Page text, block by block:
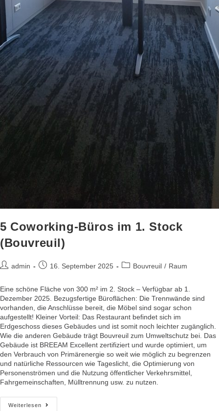
5 Coworking-Büros im 1. Stock
(Bouvreuil)
admin 16. September 2025 Bouvreuil / Raum
Eine schöne Fläche von 300 m² im 2. Stock – Verfügbar ab 1.
Dezember 2025. Bezugsfertige Büroflächen: Die Trennwände sind
vorhanden, die Anschlüsse bereit, die Möbel sind sogar schon
aufgestellt! Kleiner Vorteil: Das Restaurant befindet sich im
Erdgeschoss dieses Gebäudes und ist somit noch leichter zugänglich.
Wie die anderen Gebäude trägt Bouvreuil zum Umweltschutz bei. Das
Gebäude ist BREEAM Excellent zertifiziert und wurde optimiert, um
den Verbrauch von Primärenergie so weit wie möglich zu begrenzen
und natürliche Ressourcen wie Tageslicht, die Optimierung von
Personenströmen und die Nutzung öffentlicher Verkehrsmittel,
Fahrgemeinschaften, Mülltrennung usw. zu nutzen.
Weiterlesen